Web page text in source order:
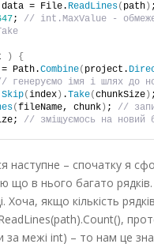
data = File. ReadLines( path )
; // int.MaxValue -
)
{
Path.
Combine( project.
генеруємо імя і шлях до
Skip(index ) .Take(chunkSize )
(fileName, chunk ) ; //
// зміщуємось на новий
наступне – спочатку я
що в нього багато
якщо кількість
за межі int) – то нам це